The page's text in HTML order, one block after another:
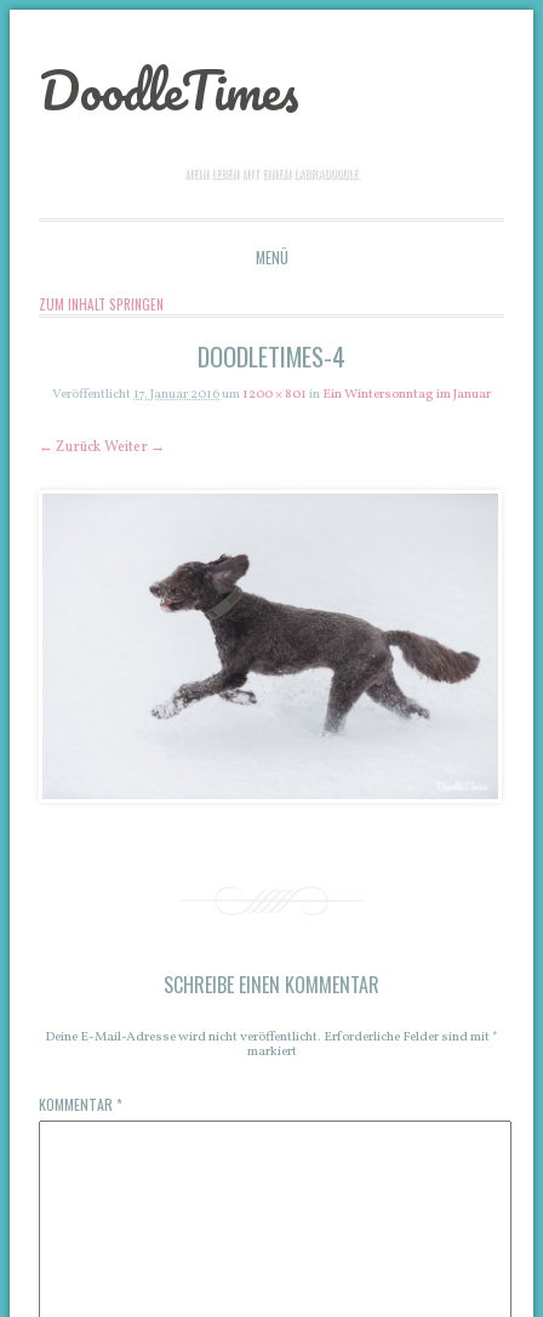
DoodleTimes
MEIN LEBEN MIT EINEM LABRADOODLE.
MENÜ
ZUM INHALT SPRINGEN
DOODLETIMES-4
Veröffentlicht17. Januar 2016um1200 × 801inEin Wintersonntag im Januar
← ZurückWeiter →
SCHREIBE EINEN KOMMENTAR
Deine E-Mail-Adresse wird nicht veröffentlicht. Erforderliche Felder sind mit*
markiert
KOMMENTAR *